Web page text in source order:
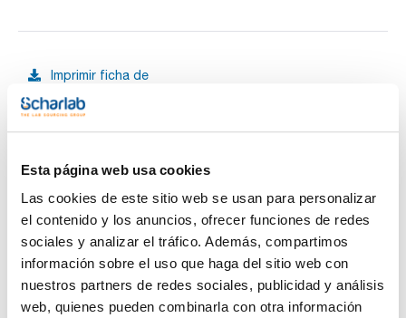
Esta página web usa cookies
Las cookies de este sitio web se usan para personalizar
el contenido y los anuncios, ofrecer funciones de redes
sociales y analizar el tráfico. Además, compartimos
información sobre el uso que haga del sitio web con
nuestros partners de redes sociales, publicidad y análisis
web, quienes pueden combinarla con otra información
Imprimir ficha de
Características
Capacidad (ml) : 60
Diámetro interno x Altura (mm) : 33x70
Color cuerpo : Natural
Color tapón : Rojo
Pack (u.) : 500 (bolsa unitaria)
Contenedores para recogida de muestras. Rectos, de
polietileno de color.
Ver más
Documentación técnica
TDS / Ficha técnica